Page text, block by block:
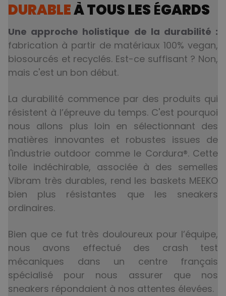
DURABLEÀ TOUS LES ÉGARDS
Une approche holistique de la durabilité :
fabrication à partir de matériaux 100% vegan,
biosourcés et recyclés. Est-ce suffisant ? Non,
mais c'est un bon début.
La durabilité commence par des produits qui
résistent à l’épreuve du temps. C'est pourquoi
nous allons plus loin en sélectionnant des
matières innovantes et robustes issues de
l'industrie outdoor comme le Cordura®. Cette
toile indéchirable, associée à des semelles
Vibram très durables, rend les baskets MEEKO
bien plus résistantes que les sneakers
ordinaires.
Bien que ce fut très douloureux pour l’équipe,
nous avons effectué des crash test
mécaniques dans un centre français
spécialisé pour nous assurer que nos
sneakers répondaient à nos attentes élevées.